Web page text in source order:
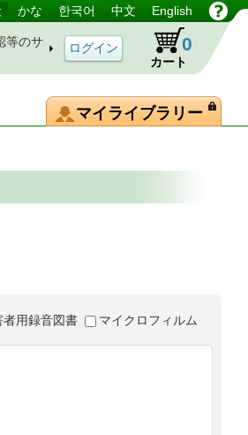
かな 한국어 中文 English
等のサ
カート
0
マイライブラリー
者用録音図書 マイクロフィルム